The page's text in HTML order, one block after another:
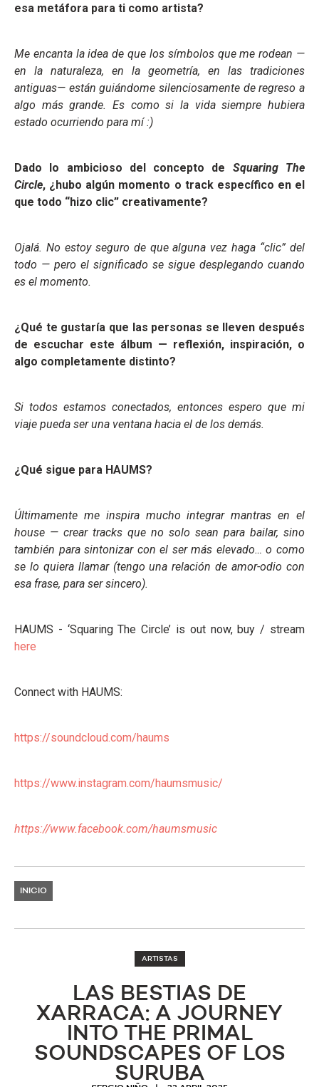
esa metáfora para ti como artista?
Me encanta la idea de que los símbolos que me rodean —
en la naturaleza, en la geometría, en las tradiciones
antiguas— están guiándome silenciosamente de regreso a
algo más grande. Es como si la vida siempre hubiera
estado ocurriendo para mí :)
Dado lo ambicioso del concepto de Squaring The
Circle, ¿hubo algún momento o track específico en el
que todo “hizo clic” creativamente?
Ojalá. No estoy seguro de que alguna vez haga “clic” del
todo — pero el significado se sigue desplegando cuando
es el momento.
¿Qué te gustaría que las personas se lleven después
de escuchar este álbum — reflexión, inspiración, o
algo completamente distinto?
Si todos estamos conectados, entonces espero que mi
viaje pueda ser una ventana hacia el de los demás.
¿Qué sigue para HAUMS?
Últimamente me inspira mucho integrar mantras en el
house — crear tracks que no solo sean para bailar, sino
también para sintonizar con el ser más elevado… o como
se lo quiera llamar (tengo una relación de amor-odio con
esa frase, para ser sincero).
HAUMS - ‘Squaring The Circle’ is out now, buy / stream
here
Connect with HAUMS:
https://soundcloud.com/haums
https://www.instagram.com/haumsmusic/
https://www.facebook.com/haumsmusic
INICIO
ARTISTAS
LAS BESTIAS DE
XARRACA: A JOURNEY
INTO THE PRIMAL
SOUNDSCAPES OF LOS
SURUBA